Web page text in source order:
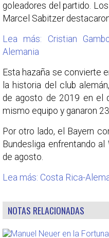
goleadores del partido.
Marcel Sabitzer
Lea más: Cristian
Alemania
Esta hazaña se convierte
la historia del club
de agosto de 2019 en el
mismo equipo y ganaron
Por otro lado, el Bayern
Bundesliga enfrentando
de agosto.
Lea más: Costa Rica-
NOTAS RELACIONADAS